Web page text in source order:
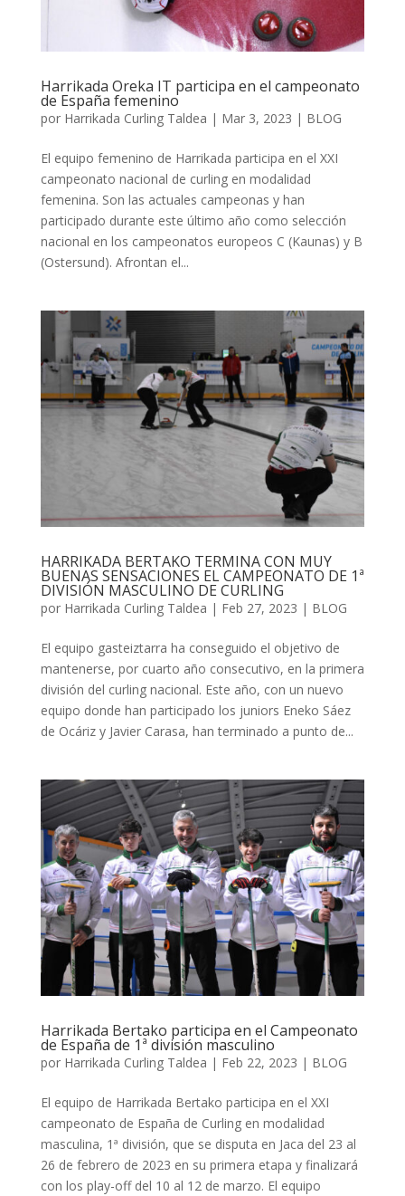
Harrikada Oreka IT participa en el campeonato
de España femenino
por Harrikada Curling Taldea | Mar 3, 2023 | BLOG
El equipo femenino de Harrikada participa en el XXI
campeonato nacional de curling en modalidad
femenina. Son las actuales campeonas y han
participado durante este último año como selección
nacional en los campeonatos europeos C (Kaunas) y B
(Ostersund). Afrontan el...
HARRIKADA BERTAKO TERMINA CON MUY
BUENAS SENSACIONES EL CAMPEONATO DE 1ª
DIVISIÓN MASCULINO DE CURLING
por Harrikada Curling Taldea | Feb 27, 2023 | BLOG
El equipo gasteiztarra ha conseguido el objetivo de
mantenerse, por cuarto año consecutivo, en la primera
división del curling nacional. Este año, con un nuevo
equipo donde han participado los juniors Eneko Sáez
de Ocáriz y Javier Carasa, han terminado a punto de...
Harrikada Bertako participa en el Campeonato
de España de 1ª división masculino
por Harrikada Curling Taldea | Feb 22, 2023 | BLOG
El equipo de Harrikada Bertako participa en el XXI
campeonato de España de Curling en modalidad
masculina, 1ª división, que se disputa en Jaca del 23 al
26 de febrero de 2023 en su primera etapa y finalizará
con los play-off del 10 al 12 de marzo. El equipo